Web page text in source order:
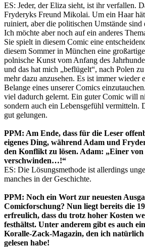
ES: Jeder, der Eliza sieht, ist ihr verfallen.
Fryderyks Freund Mikolai. Um ein Haar
ruiniert, aber die politischen Umstände sind
Ich möchte aber noch auf ein anderes
Sie spielt in diesem Comic eine
diesem Sommer in München eine
polnische Kunst vom Anfang des
und das hat mich „beflügelt“, nach Polen
mehr dazu anzusehen. Es ist immer wieder
Belange eines unserer Comics
viel dadurch gelernt. Ein guter Comic will
sondern auch ein Lebensgefühl vermitteln.
gut gelungen.
PPM: Am Ende, dass für die Leser
eigenes Ding, während Adam und
den Konflikt zu lösen. Adam: „Einer von
verschwinden…!“
ES: Die Lösungsmethode ist allerdings
manches in der Geschichte.
PPM: Noch ein Wort zur neuesten
Comicforschung? Nun liegt bereits die
erfreulich, dass du trotz hoher Kosten
festhältst. Unter anderem gibt es auch
Koralle-Zack-Magazin, den ich natürlich
gelesen habe!